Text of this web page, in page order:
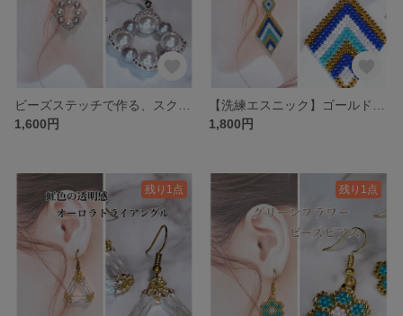
1,600円
1,800円
残り1点 残り1点